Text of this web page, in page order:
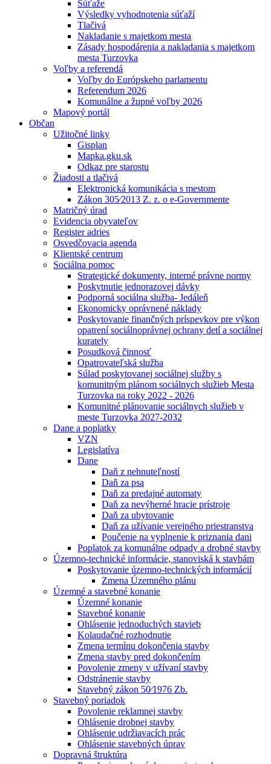
Súťaže
Výsledky vyhodnotenia súťaží
Tlačivá
Nakladanie s majetkom mesta
Zásady hospodárenia a nakladania s majetkom
mesta Turzovka
Voľby a referendá
Voľby do Európskeho parlamentu
Referendum 2026
Komunálne a župné voľby 2026
Mapový portál
Občan
Užitočné linky
Gisplan
Mapka.gku.sk
Odkaz pre starostu
Žiadosti a tlačivá
Elektronická komunikácia s mestom
Zákon 305⁄2013 Z. z. o e-Governmente
Matričný úrad
Evidencia obyvateľov
Register adries
Osvedčovacia agenda
Klientské centrum
Sociálna pomoc
Strategické dokumenty, interné právne normy
Poskytnutie jednorazovej dávky
Podporná sociálna služba- Jedáleň
Ekonomicky oprávnené náklady
Poskytovanie finančných príspevkov pre výkon
opatrení sociálnoprávnej ochrany detí a sociálnej
kurately
Posudková činnosť
Opatrovateľská služba
Súlad poskytovanej sociálnej služby s
komunitným plánom sociálnych služieb Mesta
Turzovka na roky 2022 - 2026
Komunitné plánovanie sociálnych služieb v
meste Turzovka 2027-2032
Dane a poplatky
VZN
Legislatíva
Dane
Daň z nehnuteľností
Daň za psa
Daň za predajné automaty
Daň za nevýherné hracie prístroje
Daň za ubytovanie
Daň za užívanie verejného priestranstva
Poučenie na vyplnenie k priznania dani
Poplatok za komunálne odpady a drobné stavby
Územno-technické informácie, stanoviská k stavbám
Poskytovanie územno-technických informácií
Zmena Územného plánu
Územné a stavebné konanie
Územné konanie
Stavebné konanie
Ohlásenie jednoduchých stavieb
Kolaudačné rozhodnutie
Zmena termínu dokončenia stavby
Zmena stavby pred dokončením
Povolenie zmeny v užívaní stavby
Odstránenie stavby
Stavebný zákon 50⁄1976 Zb.
Stavebný poriadok
Povolenie reklamnej stavby
Ohlásenie drobnej stavby
Ohlásenie udržiavacích prác
Ohlásenie stavebných úprav
Dopravná štruktúra